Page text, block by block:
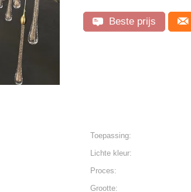
Beste prijs
Toepassing:
Lichte kleur:
Proces:
Grootte: